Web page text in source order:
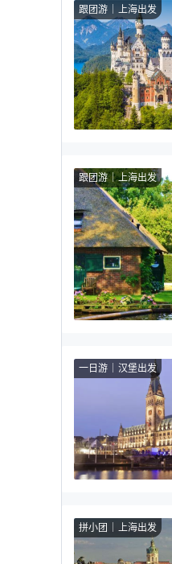
跟团游 上海出发
跟团游 上海出发
一日游 汉堡出发
拼小团 上海出发